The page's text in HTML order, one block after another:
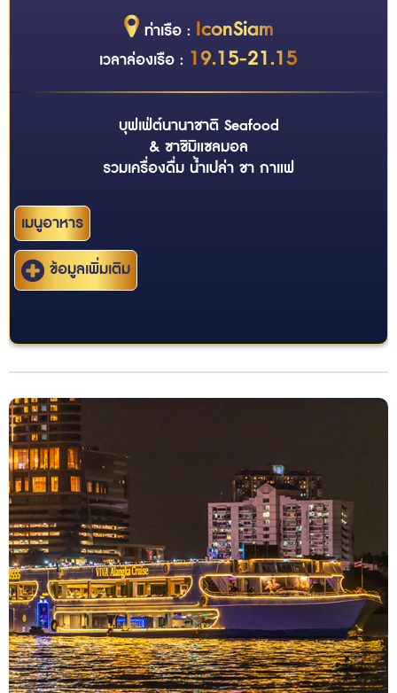
ท่าเรือ : IconSiam
เวลาล่องเรือ : 19.15-21.15
บุฟเฟ่ต์นานาชาติ Seafood
& ซาชิมิแซลมอล
รวมเครื่องดื่ม น้ำเปล่า ชา กาแฟ
เมนูอาหาร
ข้อมูลเพิ่มเติม